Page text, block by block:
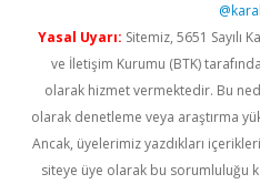
Yasal Uyarı: Sitemiz, 5651 Sayılı
ve İletişim Kurumu (BTK)
olarak hizmet vermektedir. Bu
olarak denetleme veya araştırma
Ancak, üyelerimiz yazdıkları
siteye üye olarak bu sorumluluğu